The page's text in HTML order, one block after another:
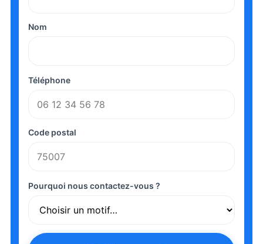
Nom
Téléphone
Code postal
Pourquoi nous contactez-vous ?